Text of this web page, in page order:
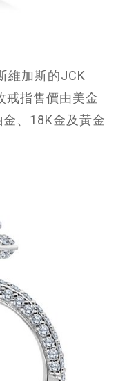
維加斯的JCK
戒指售價由美金
、18K金及黃金